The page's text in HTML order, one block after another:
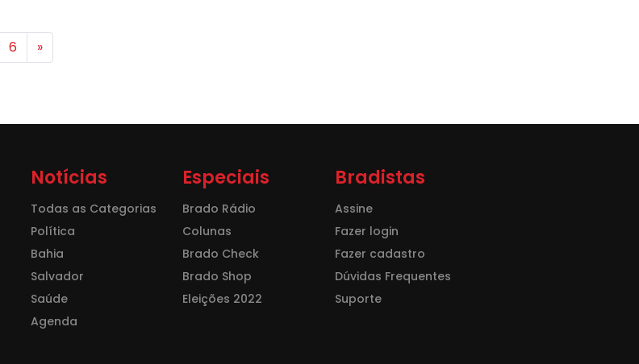
6 »
Notícias
Todas as Categorias
Política
Bahia
Salvador
Saúde
Agenda
Especiais
Brado Rádio
Colunas
Brado Check
Brado Shop
Eleições 2022
Bradistas
Assine
Fazer login
Fazer cadastro
Dúvidas Frequentes
Suporte